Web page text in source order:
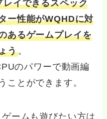
イできるスペック
ー性能がWQHDに対
あるゲームプレイを
う。
のパワーで動画編
ことができます。
ームも遊びたい方は